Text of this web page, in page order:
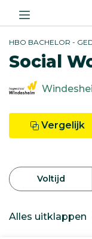
HBO BACHELOR -
Social
Vergelijk
Voltijd
Alles uitklappen